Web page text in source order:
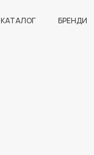
КАТАЛОГ БРЕНДИ